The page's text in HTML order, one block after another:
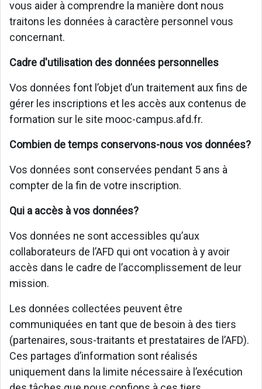
vous aider à comprendre la manière dont nous
traitons les données à caractère personnel vous
concernant.
Cadre d'utilisation des données personnelles
Vos données font l’objet d’un traitement aux fins de
gérer les inscriptions et les accès aux contenus de
formation sur le site mooc-campus.afd.fr.
Combien de temps conservons-nous vos données?
Vos données sont conservées pendant 5 ans à
compter de la fin de votre inscription.
Qui a accès à vos données?
Vos données ne sont accessibles qu’aux
collaborateurs de l’AFD qui ont vocation à y avoir
accès dans le cadre de l’accomplissement de leur
mission.
Les données collectées peuvent être
communiquées en tant que de besoin à des tiers
(partenaires, sous-traitants et prestataires de l’AFD).
Ces partages d’information sont réalisés
uniquement dans la limite nécessaire à l’exécution